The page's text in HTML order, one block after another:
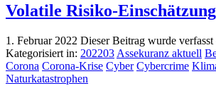
Volatile Risiko-Einschätzung
1. Februar 2022 Dieser Beitrag wurde verfasst
Kategorisiert in: 202203 Assekuranz aktuell
Corona Corona-Krise Cyber Cybercrime
Naturkatastrophen